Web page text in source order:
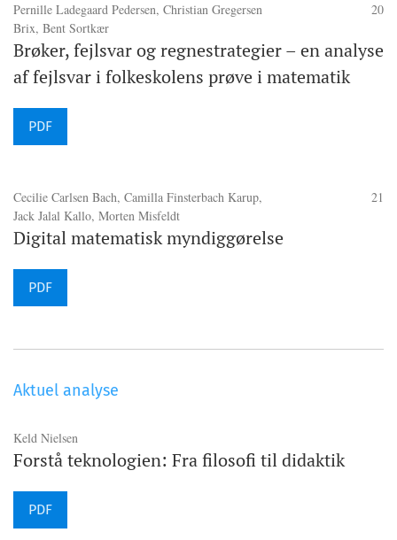
Pernille Ladegaard Pedersen, Christian Gregersen
Brix, Bent Sortkær
20
Brøker, fejlsvar og regnestrategier – en analyse
af fejlsvar i folkeskolens prøve i matematik
PDF
Cecilie Carlsen Bach, Camilla Finsterbach Karup,
Jack Jalal Kallo, Morten Misfeldt
21
Digital matematisk myndiggørelse
PDF
Aktuel analyse
Keld Nielsen
Forstå teknologien: Fra filosofi til didaktik
PDF